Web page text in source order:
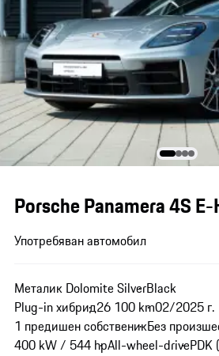
Porsche Panamera 4S
Употребяван автомобил
Металик Dolomite SilverBlack
Plug-in хибрид26 100 km02/2025 г.
1 предишен собственикБез
400 kW / 544 hpAll-wheel-drivePDK